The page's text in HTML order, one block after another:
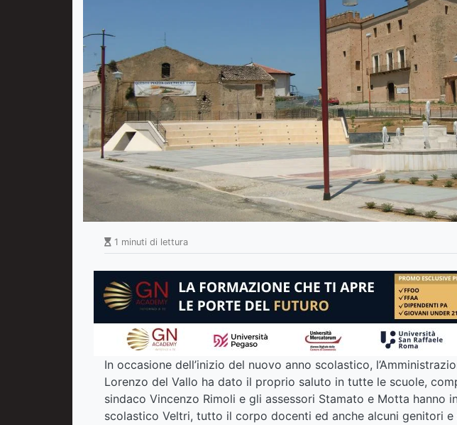
1 minuti di lettura
In occasione dell’inizio del nuovo anno scolastico,
Lorenzo del Vallo ha dato il proprio saluto in tutte le scuole,
sindaco Vincenzo Rimoli e gli assessori Stamato e Motta hanno
scolastico Veltri, tutto il corpo docenti ed anche alcuni genitori